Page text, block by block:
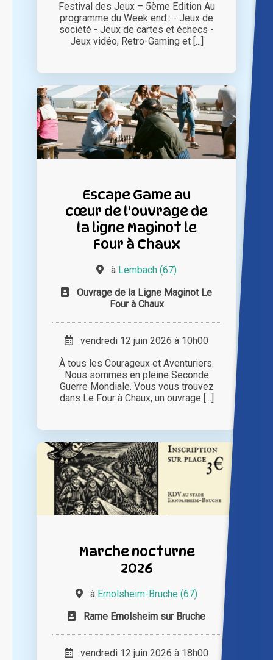
Festival des Jeux – 5ème Edition Au
programme du Week end : - Jeux de
société - Jeux de cartes et échecs -
Jeux vidéo, Retro-Gaming et [...]
Escape Game au
cœur de l'ouvrage de
la ligne Maginot le
Four à Chaux
à Lembach (67)
Ouvrage de la Ligne Maginot Le
Four à Chaux
vendredi 12 juin 2026 à 10h00
À tous les Courageux et Aventuriers.
Nous sommes en pleine Seconde
Guerre Mondiale. Vous vous trouvez
dans Le Four à Chaux, un ouvrage [...]
Marche nocturne
2026
à Ernolsheim-Bruche (67)
Rame Ernolsheim sur Bruche
vendredi 12 juin 2026 à 18h00